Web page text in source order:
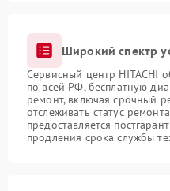
Широкий спектр
Сервисный центр HITACHI
по всей РФ, бесплатную
ремонт, включая срочный
отслеживать статус
предоставляется
продления срока службы